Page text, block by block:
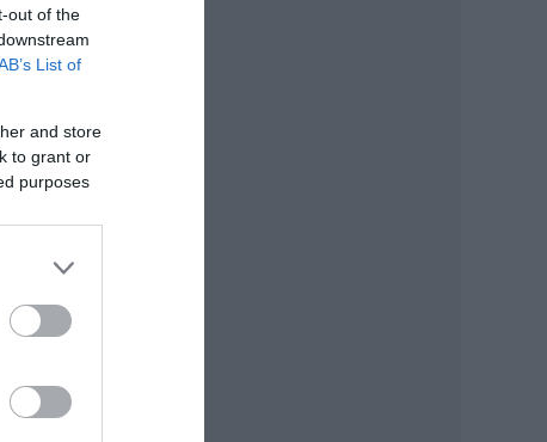
out of the
List of
and store
to grant or
purposes